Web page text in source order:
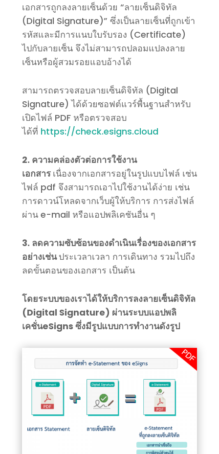
เอกสารถูกลงลายเซ็นด้วย “ลายเซ็นดิจิทัล
(Digital Signature)” ซึ่งเป็นลายเซ็นที่ถูกเข้า
รหัสและมีการแนบใบรับรอง (Certificate)
ไปกับลายเซ็น จึงไม่สามารถปลอมแปลงลาย
เซ็นหรือผู้สวมรอยแอบอ้างได้
สามารถตรวจสอบลายเซ็นดิจิทัล (Digital
Signature) ได้ด้วยซอฟต์แวร์พื้นฐานสำหรับ
เปิดไฟล์ PDF หรือตรวจสอบ
ได้ที่ https://check.esigns.cloud
2. ความคล่องตัวต่อการใช้งาน
เอกสาร เนื่องจากเอกสารอยู่ในรูปแบบไฟล์ เช่น
ไฟล์ pdf จึงสามารถเอาไปใช้งานได้ง่าย เช่น
การดาวน์โหลดจากเว็บผู้ให้บริการ การส่งไฟล์
ผ่าน e-mail หรือแอปพลิเคชันอื่น ๆ
3. ลดความซับซ้อนของดำเนินเรื่องของเอกสาร
อย่างเช่นประเวลาเวลา การเดินทาง รวมไปถึง
ลดขั้นตอนของเอกสาร เป็นต้น
โดยระบบของเราได้ให้บริการลงลายเซ็นดิจิทัล
(Digital Signature) ผ่านระบบแอปพลิ
เคชั่นeSigns ซึ่งมีรูปแบบการทำงานดังรูป